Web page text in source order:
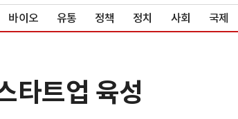
바이오 유통 정책 정치 사회 국제
타트업 육성